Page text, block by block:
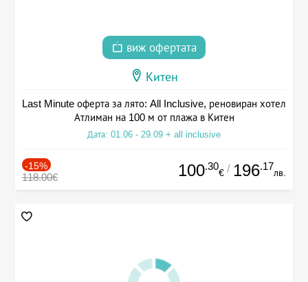
виж офертата
Китен
Last Minute оферта за лято: All Inclusive, реновиран хотел
Атлиман на 100 м от плажа в Китен
Дата: 01.06 - 29.09 + all inclusive
-15%
118.00€ 100.30
€ / 196.17
лв.